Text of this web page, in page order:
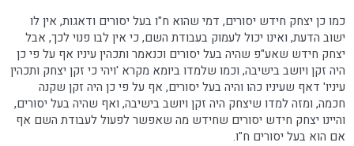
כמו כן יצחק חידש יסורים, דמי שהוא ח"ו בעל יסורים ודאגות, אין לו
ישוב הדעת, ואינו יכול לעמוק בעבודת השם, כי אין לבו פנוי לכך, אבל
יצחק חידש שאע"פ שהיה בעל יסורים וכנאמר ותכהין עיניו אף על פי כן
היה זקן ויושב בישיבה, וכמו שלמדו ביומא מקרא 'ויהי כי זקן יצחק ותכהין
עיניו' דאף שעיניו כהו והיה בעל יסורים, אף על פי כן היה זקן שקנה
חכמה, ומזה למדו שיצחק היה זקן ויושב בישיבה, ואף שהיה בעל יסורים,
והיינו יצחק חידש יסורים שחידש מה שאפשר לפעול לעבודת השם אף
אם הוא בעל יסורים ח"ו.